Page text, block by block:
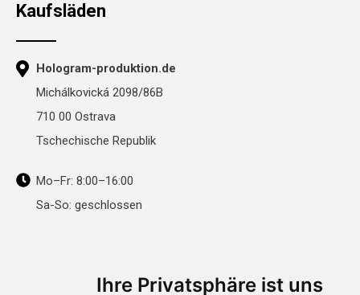
Ihre Privatsphäre ist uns
Kaufsläden
Hologram-produktion.de
Michálkovická 2098/86B
710 00 Ostrava
Tschechische Republik
Mo–Fr: 8:00–16:00
Sa-So: geschlossen